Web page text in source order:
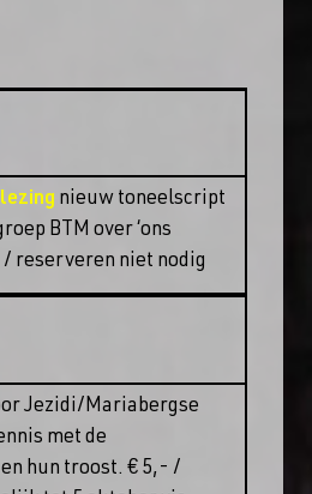
nieuw toneelscript
BTM over ‘ons
reserveren niet nodig
Jezidi/Mariabergse
met de
hun troost. € 5,- /